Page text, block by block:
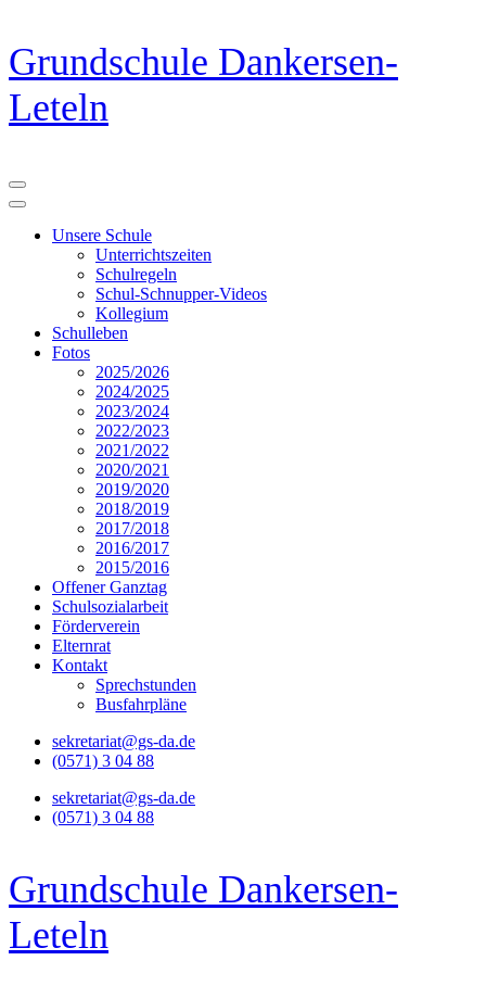
Zum
Inhalt
springen
(Eingabetaste
drücken)
Grundschule Dankersen-
Leteln
Unsere Schule
Unterrichtszeiten
Schulregeln
Schul-Schnupper-Videos
Kollegium
Schulleben
Fotos
2025/2026
2024/2025
2023/2024
2022/2023
2021/2022
2020/2021
2019/2020
2018/2019
2017/2018
2016/2017
2015/2016
Offener Ganztag
Schulsozialarbeit
Förderverein
Elternrat
Kontakt
Sprechstunden
Busfahrpläne
sekretariat@gs-da.de
(0571) 3 04 88
sekretariat@gs-da.de
(0571) 3 04 88
Grundschule Dankersen-
Leteln